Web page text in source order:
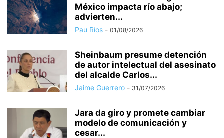
México impacta río abajo;
advierten...
Pau Ríos - 01/08/2026
Sheinbaum presume detención
de autor intelectual del asesinato
del alcalde Carlos...
Jaime Guerrero - 31/07/2026
Jara da giro y promete cambiar
modelo de comunicación y
cesar...